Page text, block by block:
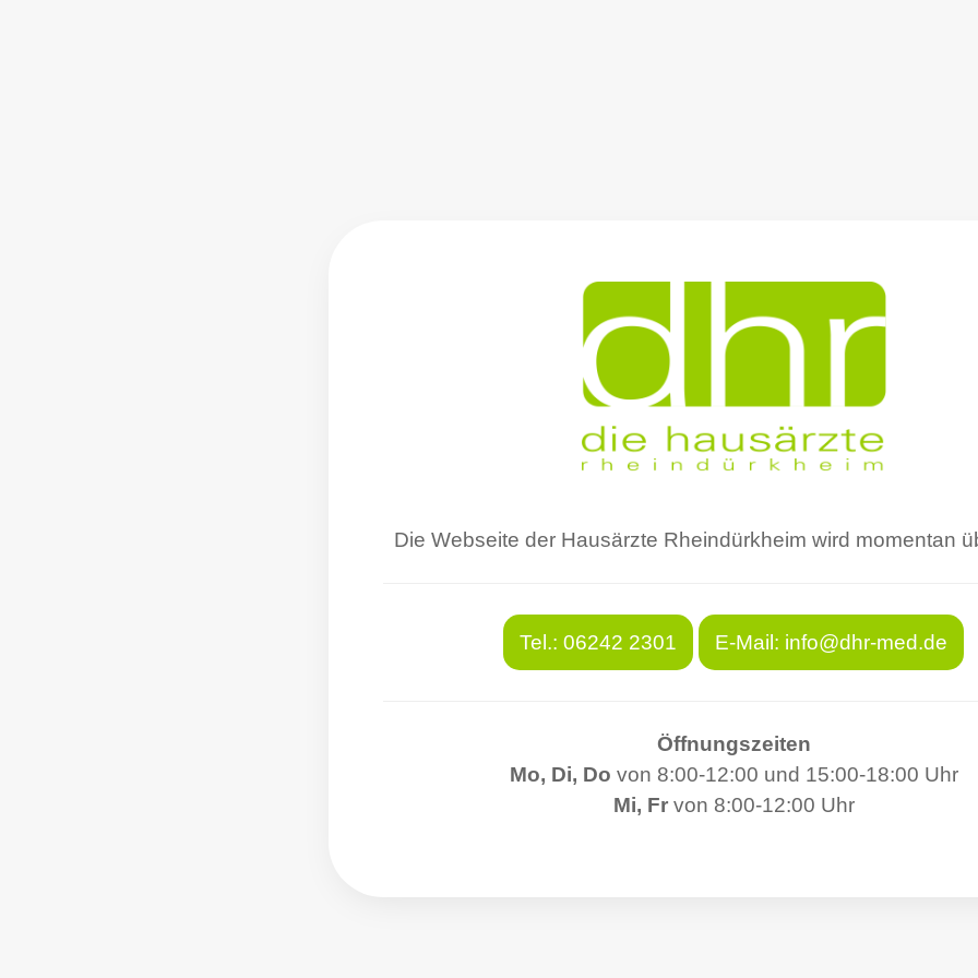
Die Webseite der Hausärzte Rheindürkheim wird momentan
Tel.: 06242 2301 E-Mail: info@dhr-med.de
Öffnungszeiten
Mo, Di, Do von 8:00-12:00 und 15:00-18:00 Uhr
Mi, Frvon 8:00-12:00 Uhr